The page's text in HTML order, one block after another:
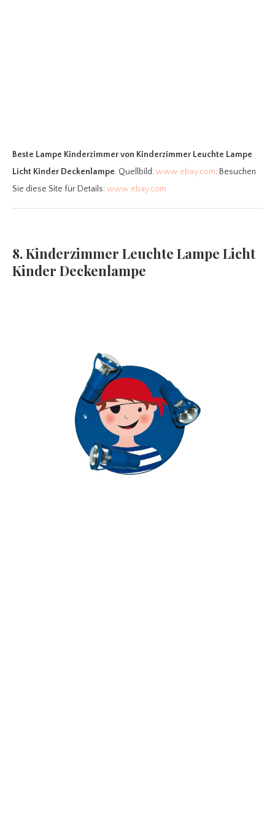
Beste Lampe Kinderzimmervon Kinderzimmer Leuchte Lampe
Licht Kinder Deckenlampe. Quellbild:www.ebay.com. Besuchen
Sie diese Site für Details:www.ebay.com
8. Kinderzimmer Leuchte Lampe Licht
Kinder Deckenlampe